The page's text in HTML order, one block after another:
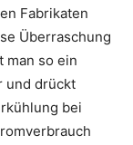
Fabrikaten
Überraschung
man so ein
und drückt
bei